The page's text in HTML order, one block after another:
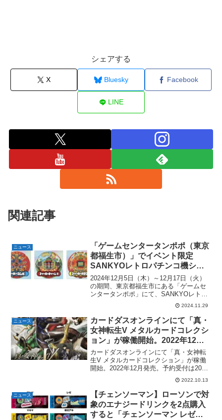
シェアする
X Bluesky Facebook
LINE
関連記事
ニュース
「ゲームセンタータンポポ（東京
都福生市）」でイベント限定
SANKYOレトロパチンコ機シー
ルがもらえる。全3種。12月5日
（木）～。オリジナルシールアル
バムがもらえるアンケートキャン
2024年12月5日（木）～12月17日（火）
の期間、東京都福生市にある「ゲームセ
ンタータンポポ」にて、SANKYOレトロ
パチンコの特別イベント「SANKYO がゲ
ームセンタータンポポをジャック！？」
が開催。来店した方全員にイベント限定
SA...
2024.11.29
ニュース
カードダスオンラインにて「真・
女神転生V メタルカードコレクシ
ョン」が稼働開始。2022年12月
発売。カードダスオンライン限
定。
カードダスオンラインにて「真・女神転
生V メタルカードコレクション」が稼働
開始。2022年12月発売。予約受付は2022
年11月30日 23時まで。カードダスオンラ
イン限定。真・女神転生V メタルカード
コレクション5枚1セット550円(税込...
2022.10.13
ニュース
【チェンソーマン】ローソンで対
象のエナジードリンクを2点購入
すると「チェンソーマン レゼ